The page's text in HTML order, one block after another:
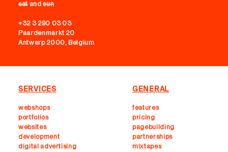
satandsun
+32 3 290 03 03
Paardenmarkt 20
Antwerp 2000, Belgium
SERVICES
webshops
portfolios
websites
development
digital advertising
GENERAL
features
pricing
pagebuilding
partnerships
mixtapes